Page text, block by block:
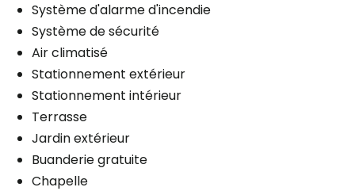
Système d'alarme d'incendie
Système de sécurité
Air climatisé
Stationnement extérieur
Stationnement intérieur
Terrasse
Jardin extérieur
Buanderie gratuite
Chapelle